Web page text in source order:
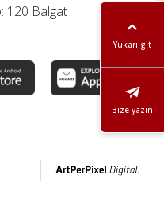
Yukarı git
Bize yazın
120 Balgat